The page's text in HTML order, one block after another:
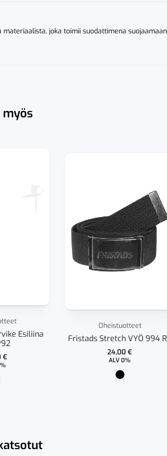
joka toimii suodattimena
Esiliina
€
Oheistuotteet
Fristads Stretch VYÖ 994
24,00€
ALV 0%